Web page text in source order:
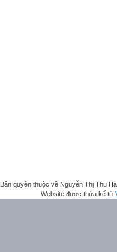
Bản quyền thuộc về Nguyễn Thị Thu
Website được thừa kế từ